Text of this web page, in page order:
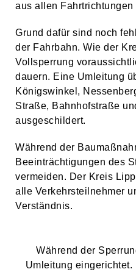
aus allen Fahrtrichtungen
Grund dafür sind noch
der Fahrbahn. Wie der
Vollsperrung
dauern. Eine Umleitung
Königswinkel,
Straße, Bahnhofstraße
ausgeschildert.
Während der
Beeinträchtigungen des
vermeiden. Der Kreis
alle Verkehrsteilnehmer
Verständnis.
Während der
Umleitung eingerichtet.